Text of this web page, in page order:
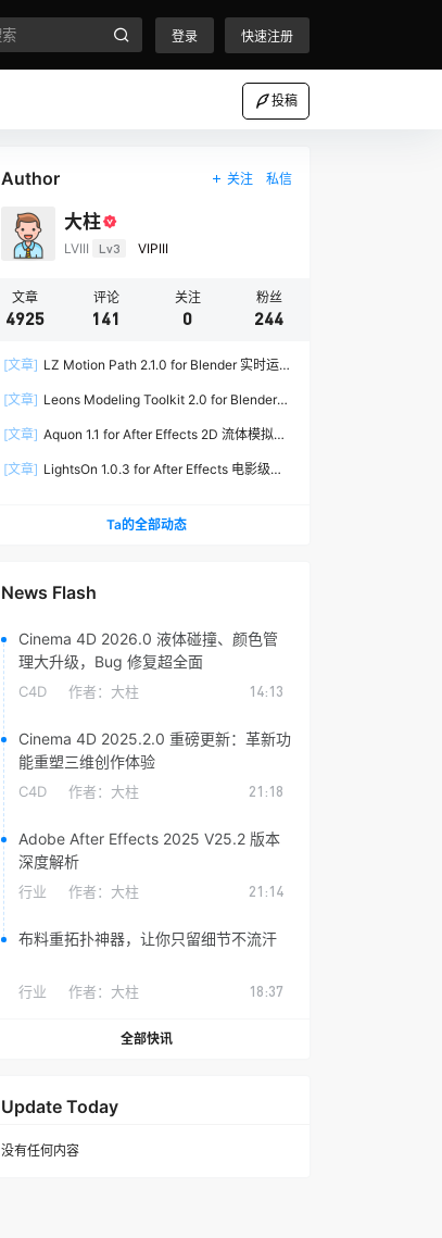
登录 快速注册
投稿
Author 关注 私信
大柱
LVIII Lv3 VIPIII
文章
4925
评论
141
关注
0
粉丝
244
[文章] LZ Motion Path 2.1.0 for Blender 实时运
[文章] Leons Modeling Toolkit 2.0 for Blender
[文章] Aquon 1.1 for After Effects 2D 流体模拟插
[文章] LightsOn 1.0.3 for After Effects 电影级镜
Ta的全部动态
News Flash
Cinema 4D 2026.0 液体碰撞、颜色管
理大升级，Bug 修复超全面
C4D 作者： 大柱 14:13
Cinema 4D 2025.2.0 重磅更新：革新功
能重塑三维创作体验
C4D 作者： 大柱 21:18
Adobe After Effects 2025 V25.2 版本
深度解析
行业 作者： 大柱 21:14
布料重拓扑神器，让你只留细节不流汗
行业 作者： 大柱 18:37
全部快讯
Update Today
没有任何内容